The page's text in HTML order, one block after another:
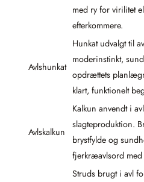
med ry for virilitet
efterkommere.
Avlshunkat
Hunkat udvalgt til
moderinstinkt,
opdrættets
klart, funktionelt
Avlskalkun
Kalkun anvendt i
slagteproduktion.
brystfylde og
fjerkræavlsord
Struds brugt i avl